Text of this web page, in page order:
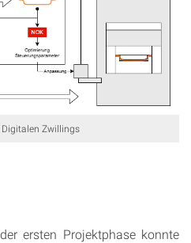
Zwillings
ersten Projektphase konnte